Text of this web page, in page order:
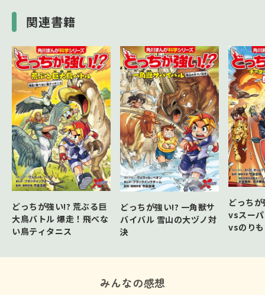
関連書籍
どっちが強い!? 荒ぶる巨
大鳥バトル 爆走！飛べな
い鳥ティタニス
どっちが強い!? 一角獣サ
バイバル 雪山の大ヅノ対
決
どっち
vsスー
vsのり
みんなの感想